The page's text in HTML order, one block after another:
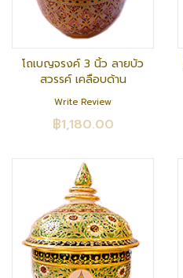
โถเบญจรงค์ 3 นิ้ว ลายบัว
สวรรค์ เคลือบด้าน
Write Review
฿1,180.00